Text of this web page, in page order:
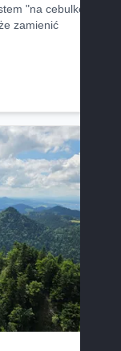
"na cebulkę" i
zamienić